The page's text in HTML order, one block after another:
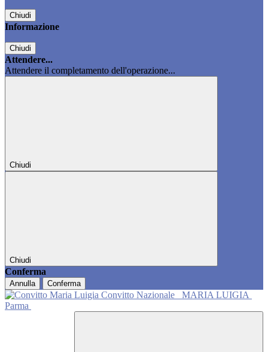
Chiudi
Informazione
Chiudi
Attendere...
Attendere il completamento dell'operazione...
Chiudi
Chiudi
Conferma
Annulla Conferma
Convitto Nazionale
MARIA LUIGIA
Parma